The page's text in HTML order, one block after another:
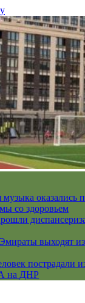
оказались
со здоровьем
выходят
пострадали
на ДНР